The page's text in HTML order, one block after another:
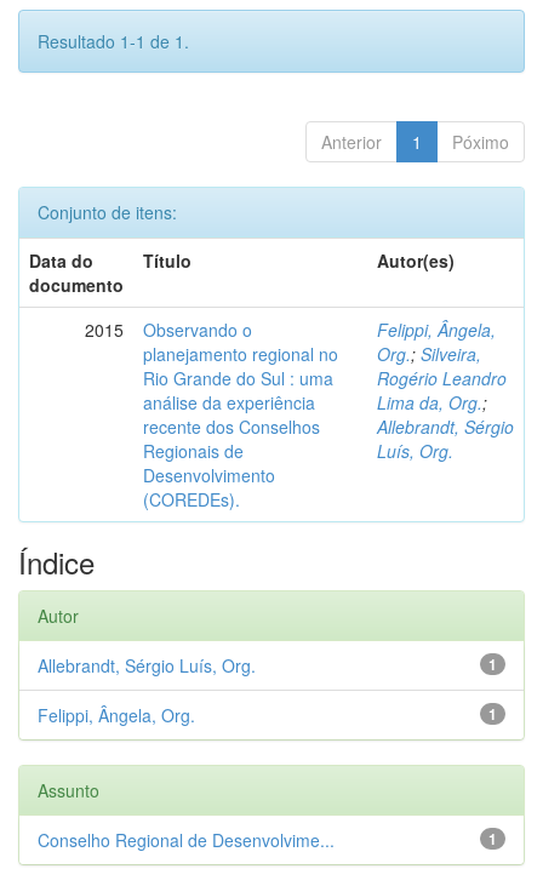
Resultado 1-1 de 1.
Anterior 1 Póximo
Conjunto de itens:
Data do
documento
Título Autor(es)
2015
Observando o
planejamento regional no
Rio Grande do Sul : uma
análise da experiência
recente dos Conselhos
Regionais de
Desenvolvimento
(COREDEs).
Felippi, Ângela,
Org.; Silveira,
Rogério Leandro
Lima da, Org.;
Allebrandt, Sérgio
Luís, Org.
Índice
Autor
1
Allebrandt, Sérgio Luís, Org.
1
Felippi, Ângela, Org.
Assunto
1
Conselho Regional de Desenvolvime...